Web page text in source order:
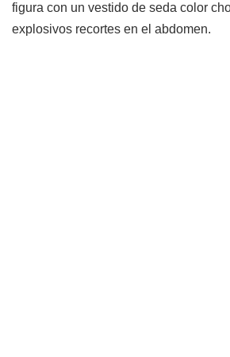
figura con un vestido de seda color
explosivos recortes en el abdomen.